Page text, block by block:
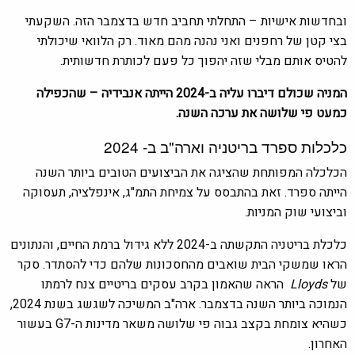
ובחדשות אישיות – התחלתי תחביב חדש בדצמבר הזה. השקעתי
בצי קטן של רחפנים ואני נהנה מהם מאוד. רק הלוואי שיכולתי
להטיס אותם מבלי שזה יהפוך כל פעם לכותרת חדשותית.
המניה שכולם דיברו עליה ב-2024 הייתה אנבידיה – שהכפילה
כמעט פי שלושה את ערכה השנה.
כלכלות ספרד בריטניה וארה"ב ב- 2024
הכלכלה המפותחת שהציגה את הביצועים הטובים ביותר השנה
הייתה ספרד. זאת בהתבסס על צמיחת התמ"ג, אינפלציה, תעסוקה
וביצועי שוק המניות.
כלכלת בריטניה התקשתה ב-2024 ללא גידול ברמת החיים, והנתונים
הראו שמשקי הבית שואבים מהחסכונות שלהם כדי להסתדר. סקר
שלLloydsהראה שהאמון בקרב עסקים בריטיים צנח לרמתו
הנמוכה ביותר השנה בדצמבר. ארה"ב המשיכה לשגשג בשנת 2024,
כשהיא צומחת בקצב גבוה פי שלושה משאר מדינות ה-G7 בעשור
האחרון.